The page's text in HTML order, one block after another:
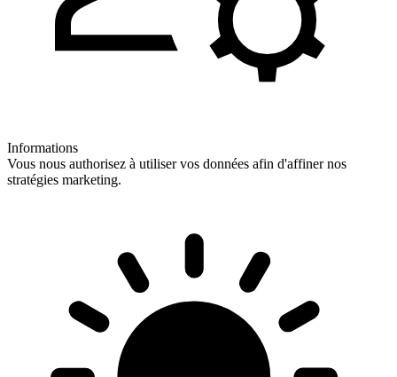
Informations
Vous nous authorisez à utiliser vos données afin d'affiner nos
stratégies marketing.